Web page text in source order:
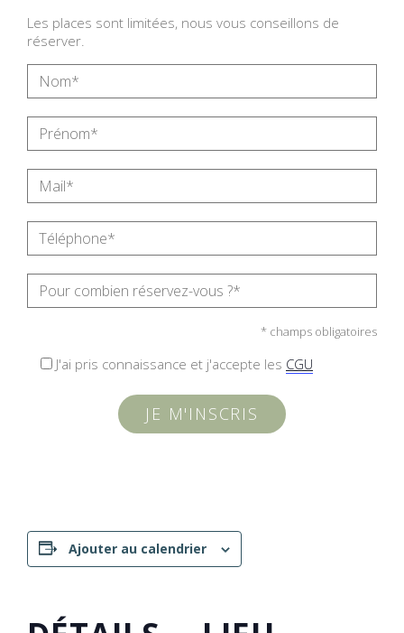
Les places sont limitées, nous vous conseillons de
réserver.
* champs obligatoires
J'ai pris connaissance et j'accepte les CGU
Ajouter au calendrier